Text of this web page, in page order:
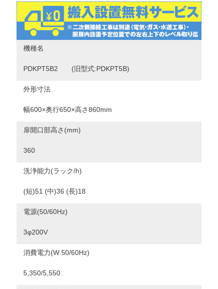
機種名
PDKPT5B2 (旧型式:PDKPT5B)
外形寸法
幅600×奥行650×高さ860mm
扉開口部高さ(mm)
360
洗浄能力(ラック/h)
(短)51 (中)36 (長)18
電源(50/60Hz)
3φ200V
消費電力(W 50/60Hz)
5,350/5,550